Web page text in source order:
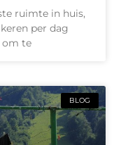
ruimte in huis,
per dag
om te
BLOG